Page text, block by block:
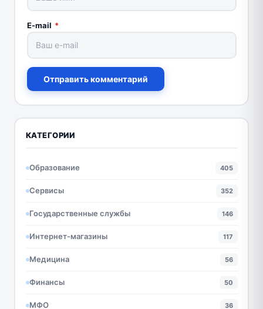
E-mail *
Отправить комментарий
КАТЕГОРИИ
Образование 405
Сервисы 352
Государственные службы 146
Интернет-магазины 117
Медицина 56
Финансы 50
МФО 36